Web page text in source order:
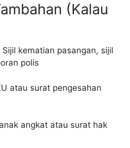
(Kalau
Sijil kematian pasangan, sijil
polis
atau surat pengesahan
angkat atau surat hak